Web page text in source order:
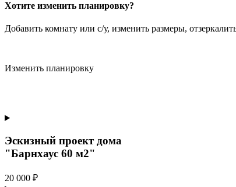
Хотите изменить планировку?
Добавить комнату или с/у, изменить размеры,
Изменить планировку
Эскизный проект дома
"Барнхаус 60 м2"
20 000 ₽